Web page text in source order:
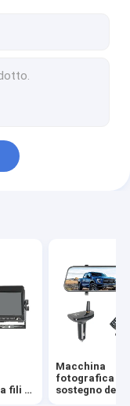
camma del un poco
visione notturna
veicolo
per bambini
fili di
Macchina
fotografica di
sostegno della